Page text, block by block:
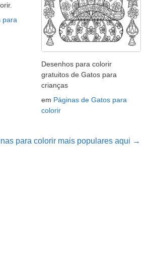
para
Desenhos para colorir
gratuitos de Gatos para
crianças
em Páginas de Gatos para
colorir
para colorir mais populares aqui →